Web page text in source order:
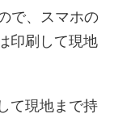
で、スマホの
印刷して現地
て現地まで持